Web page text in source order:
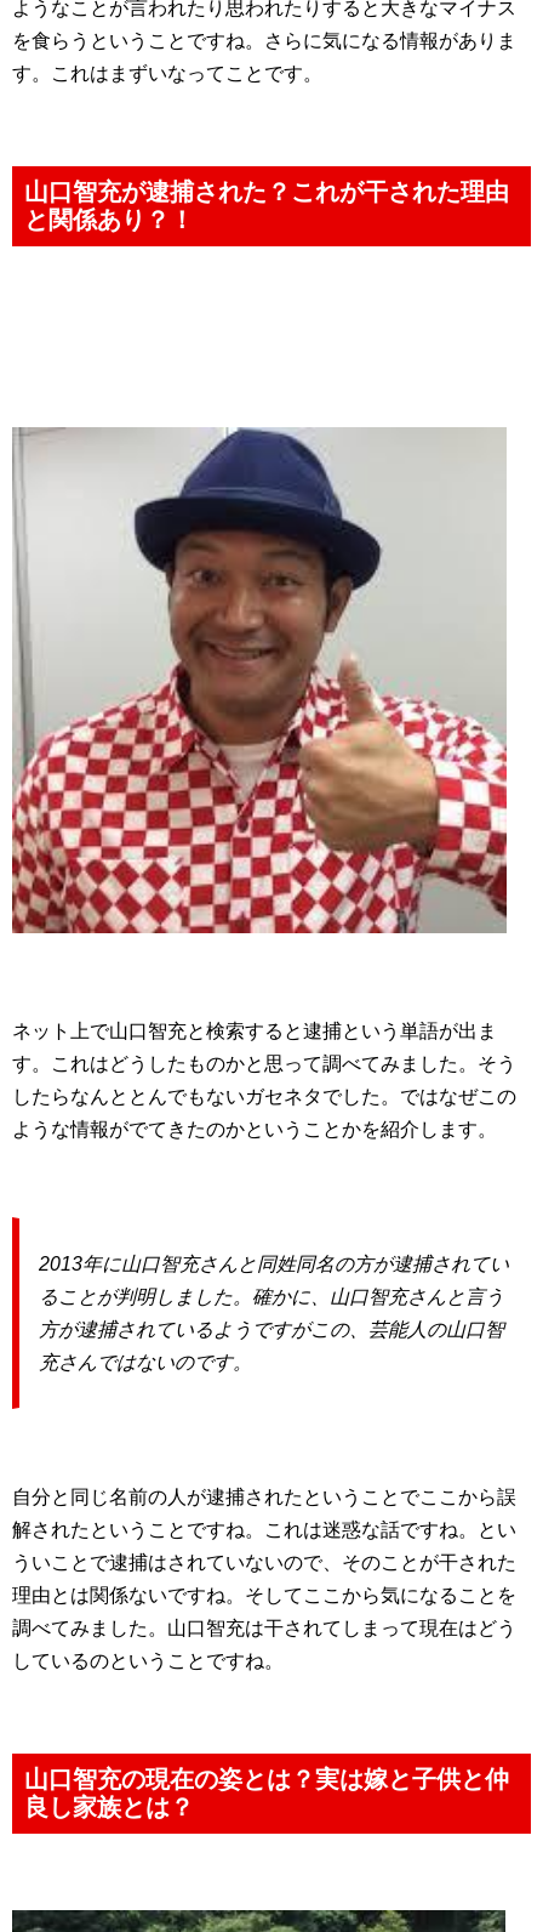
ようなことが言われたり思われたりすると大きなマイナス
を食らうということですね。さらに気になる情報がありま
す。これはまずいなってことです。
山口智充が逮捕された？これが干された理由
と関係あり？！
ネット上で山口智充と検索すると逮捕という単語が出ま
す。これはどうしたものかと思って調べてみました。そう
したらなんととんでもないガセネタでした。ではなぜこの
ような情報がでてきたのかということかを紹介します。
2013年に山口智充さんと同姓同名の方が逮捕されてい
ることが判明しました。確かに、山口智充さんと言う
方が逮捕されているようですがこの、芸能人の山口智
充さんではないのです。
自分と同じ名前の人が逮捕されたということでここから誤
解されたということですね。これは迷惑な話ですね。とい
ういことで逮捕はされていないので、そのことが干された
理由とは関係ないですね。そしてここから気になることを
調べてみました。山口智充は干されてしまって現在はどう
しているのということですね。
山口智充の現在の姿とは？実は嫁と子供と仲
良し家族とは？